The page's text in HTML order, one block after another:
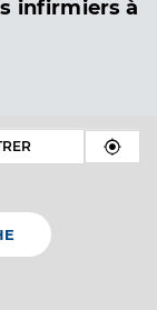
infirmiers à